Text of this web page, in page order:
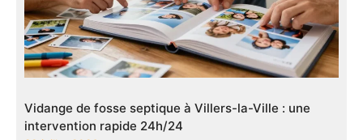
Vidange de fosse septique à Villers-la-Ville : une
intervention rapide 24h/24